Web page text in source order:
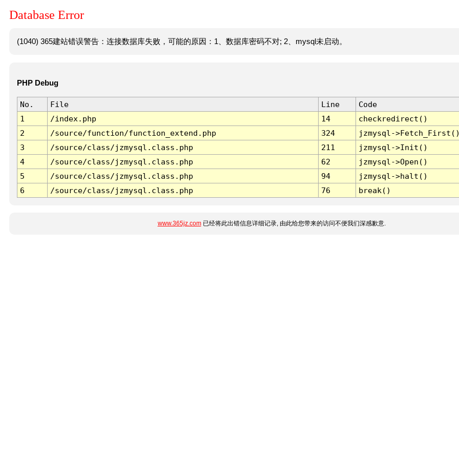
Database Error
(1040) 365建站错误警告：连接数据库失败，可能的原因：1、数据库密码不对; 2、mysql未启动。
PHP Debug
No. File Line
Code
1
/index.php 14
checkredirect()
2
/source/function/function_extend.php 324
jzmysql-
3
/source/class/jzmysql.class.php 211
jzmysql->Init()
4
/source/class/jzmysql.class.php 62
jzmysql->Open()
5
/source/class/jzmysql.class.php 94
jzmysql->halt()
6
/source/class/jzmysql.class.php 76 break()
www.365jz.com已经将此出错信息详细记录, 由此给您带来的访问不便我们深感歉意.